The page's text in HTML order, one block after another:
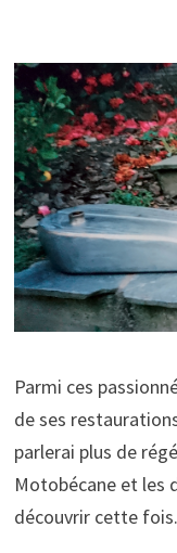
Parmi ces
de ses
parlerai plus de
Motobécane et les
découvrir cette fois.